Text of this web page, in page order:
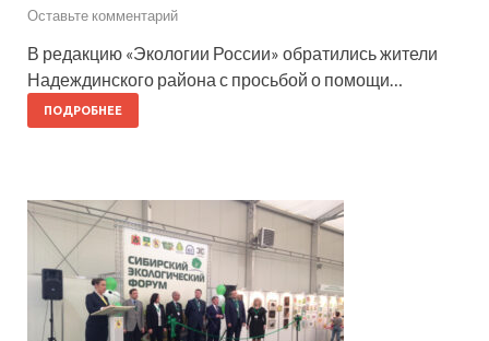
Оставьте комментарий
В редакцию «Экологии России» обратились жители
Надеждинского района с просьбой о помощи…
ПОДРОБНЕЕ